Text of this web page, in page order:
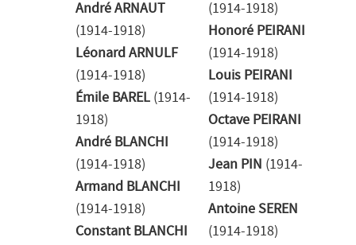
André ARNAUT
(1914-1918)
Léonard ARNULF
(1914-1918)
Émile BAREL (1914-
1918)
André BLANCHI
(1914-1918)
Armand BLANCHI
(1914-1918)
Constant BLANCHI
(1914-1918)
Honoré PEIRANI
(1914-1918)
Louis PEIRANI
(1914-1918)
Octave PEIRANI
(1914-1918)
Jean PIN (1914-
1918)
Antoine SEREN
(1914-1918)